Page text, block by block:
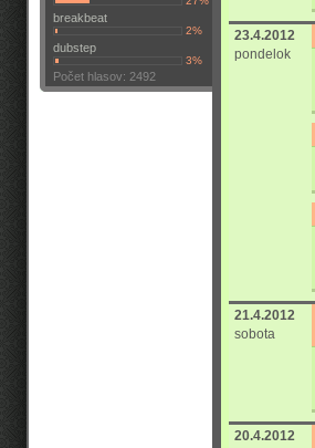
breakbeat
2%
dubstep
3%
Počet hlasov: 2492
23.4.2012
pondelok
21.4.2012
sobota
20.4.2012